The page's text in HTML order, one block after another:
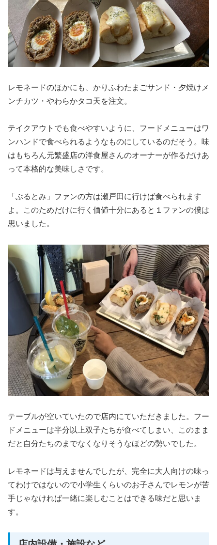
レモネードのほかにも、かりふわたまごサンド・夕焼けメ
ンチカツ・やわらかタコ天を注文。
テイクアウトでも食べやすいように、フードメニューはワ
ンハンドで食べられるようなものにしているのだそう。味
はもちろん元繁盛店の洋食屋さんのオーナーが作るだけあ
って本格的な美味しさです。
「ぶるとみ」ファンの方は瀬戸田に行けば食べられます
よ。このためだけに行く価値十分にあると１ファンの僕は
思いました。
テーブルが空いていたので店内にていただきました。フー
ドメニューは半分以上双子たちが食べてしまい、このまま
だと自分たちのまでなくなりそうなほどの勢いでした。
レモネードは与えませんでしたが、完全に大人向けの味っ
てわけではないので小学生くらいのお子さんでレモンが苦
手じゃなければ一緒に楽しむことはできる味だと思いま
す。